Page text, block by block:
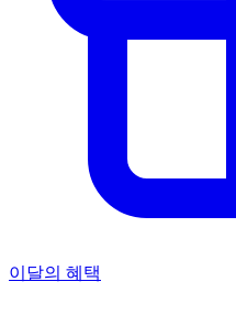
이달의 혜택